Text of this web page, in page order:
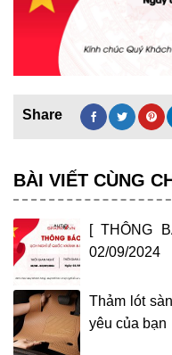
BÀI VIẾT CÙNG
[ THÔNG
02/09/2024
Thảm lót
yêu của bạn